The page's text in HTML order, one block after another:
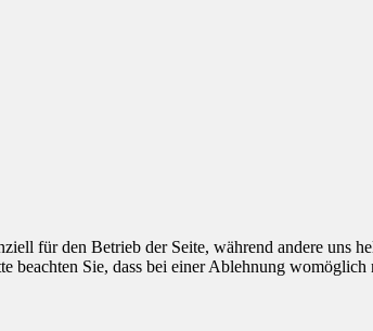
für den Betrieb der Seite, während andere uns
beachten Sie, dass bei einer Ablehnung